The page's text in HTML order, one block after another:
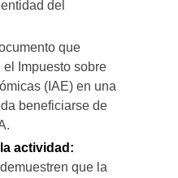
del
que
Impuesto sobre
(IAE) en una
beneficiarse de
actividad:
que la